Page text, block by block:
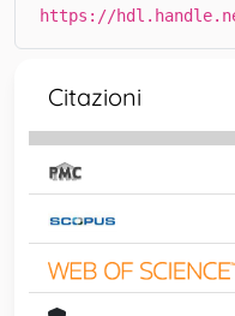
https://
Citazioni